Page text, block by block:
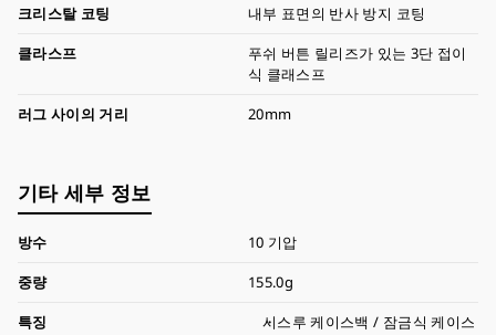
크리스탈 코팅
내부 표면의 반사 방지 코팅
클라스프
푸쉬 버튼 릴리즈가 있는 3단 접이
식 클래스프
러그 사이의 거리
20mm
기타 세부 정보
방수
10 기압
중량
155.0g
특징
시스루 케이스백 / 잠금식 케이스